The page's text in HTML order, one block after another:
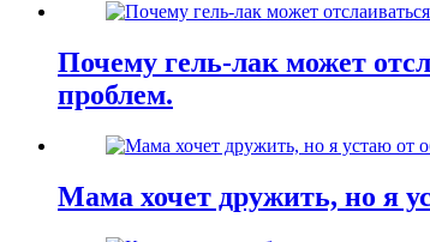
Почему гель-лак может
проблем.
Мама хочет дружить, но я